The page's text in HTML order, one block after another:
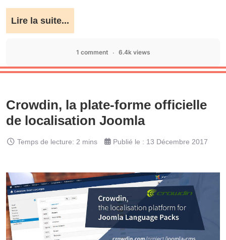
Lire la suite...
1 comment 6.4k views
Crowdin, la plate-forme officielle
de localisation Joomla
Temps de lecture: 2 mins Publié le : 13 Décembre 2017